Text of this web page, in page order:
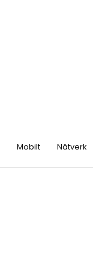
Mobilt Nätverk